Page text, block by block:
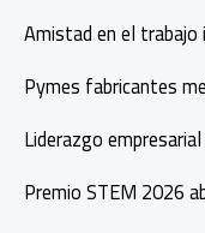
Amistad en el
Pymes fabricantes
Liderazgo
Premio STEM 2026